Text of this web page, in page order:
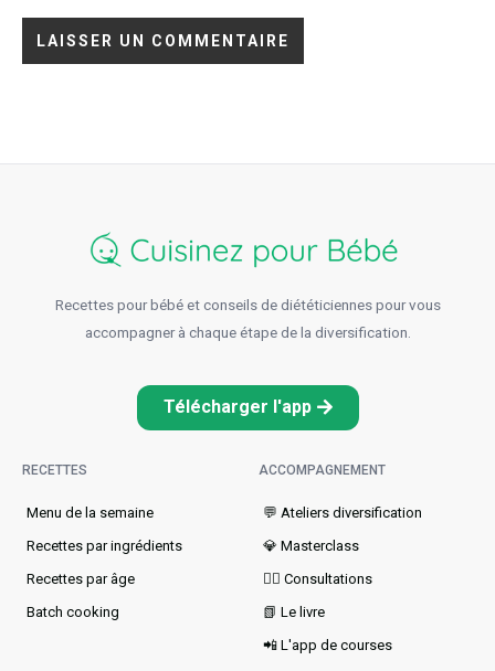
Recettes pour bébé et conseils de diététiciennes pour vous
accompagner à chaque étape de la diversification.
Télécharger l'app
RECETTES
Menu de la semaine​
Recettes par ingrédients
Recettes par âge
Batch cooking
ACCOMPAGNEMENT
💬 Ateliers diversification
💎 Masterclass
👩‍⚕️ Consultations
📗 Le livre
📲 L'app de courses